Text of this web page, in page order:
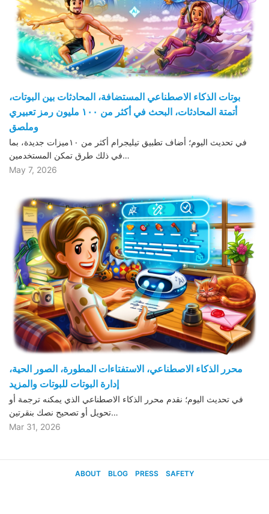
بوتات الذكاء الاصطناعي المستضافة، المحادثات بين البوتات،
أتمتة المحادثات، البحث في أكثر من ١٠٠ مليون رمز تعبيري
وملصق
في تحديث اليوم؛ أضاف تطبيق تيليجرام أكثر من ١٠ميزات جديدة، بما
في ذلك طرق تمكن المستخدمين…
May 7, 2026
محرر الذكاء الاصطناعي، الاستفتاءات المطورة، الصور الحية،
إدارة البوتات للبوتات والمزيد
في تحديث اليوم؛ نقدم محرر الذكاء الاصطناعي الذي يمكنه ترجمة أو
تحويل أو تصحيح نصك بنقرتين…
Mar 31, 2026
ABOUT BLOG PRESS SAFETY